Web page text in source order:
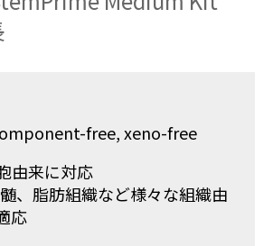
free, xeno-free
由来に対応
、脂肪組織など様々な組織由
応